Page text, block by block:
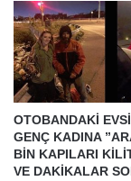
OTOBANDAKİ
GENÇ KADINA
BİN KAPILARI
VE DAKİKALAR